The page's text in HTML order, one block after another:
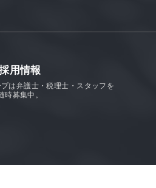
用情報
は弁護士・税理士・スタッフを
時募集中。